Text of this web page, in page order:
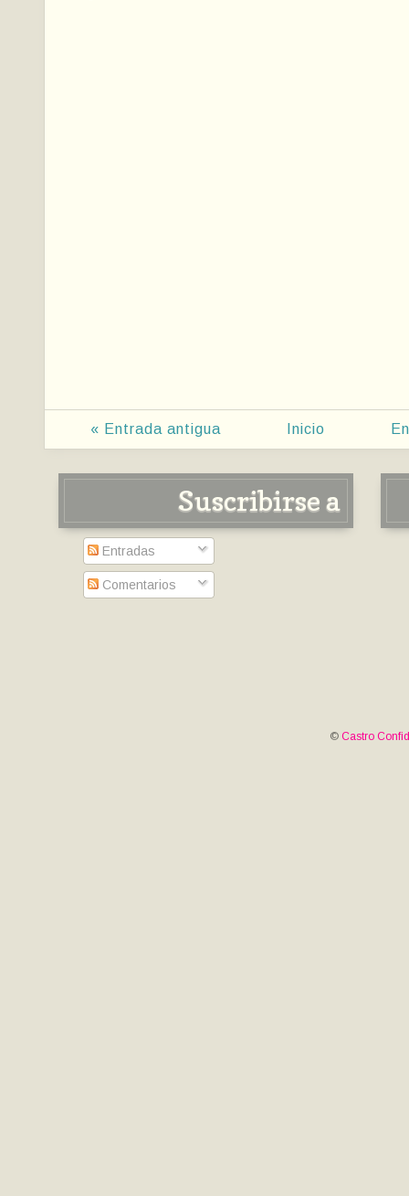
« Entrada antigua Inicio
Suscribirse a
Entradas
Comentarios
© Castro